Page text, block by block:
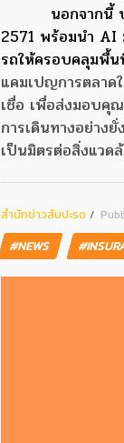
นอกจากนี้
2571 พร้อมนำ AI
รถให้ครอบคลุมพื้น
แคมเปญการตลาด
เชื่อ เพื่อส่งมอบคุ
การเดินทางอย่าง
เป็นมิตรต่อสิ่งแวด
สํานักข่าวสับปะรด
#NEWS